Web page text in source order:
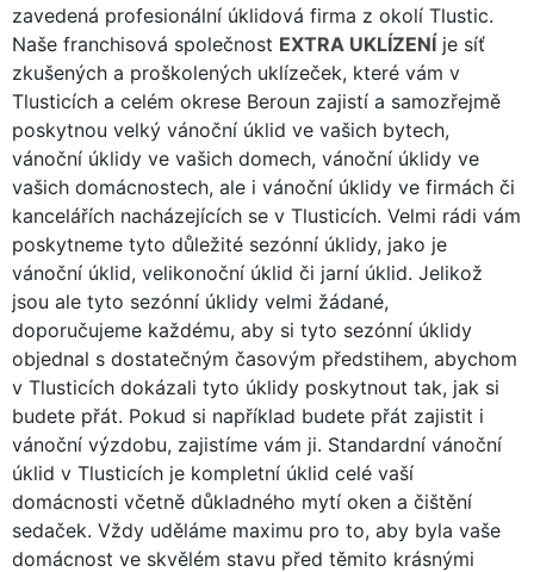
zavedená profesionální úklidová firma z okolí Tlustic.
Naše franchisová společnost EXTRA UKLÍZENÍ je síť
zkušených a proškolených uklízeček, které vám v
Tlusticích a celém okrese Beroun zajistí a samozřejmě
poskytnou velký vánoční úklid ve vašich bytech,
vánoční úklidy ve vašich domech, vánoční úklidy ve
vašich domácnostech, ale i vánoční úklidy ve firmách či
kancelářích nacházejících se v Tlusticích. Velmi rádi vám
poskytneme tyto důležité sezónní úklidy, jako je
vánoční úklid, velikonoční úklid či jarní úklid. Jelikož
jsou ale tyto sezónní úklidy velmi žádané,
doporučujeme každému, aby si tyto sezónní úklidy
objednal s dostatečným časovým předstihem, abychom
v Tlusticích dokázali tyto úklidy poskytnout tak, jak si
budete přát. Pokud si například budete přát zajistit i
vánoční výzdobu, zajistíme vám ji. Standardní vánoční
úklid v Tlusticích je kompletní úklid celé vaší
domácnosti včetně důkladného mytí oken a čištění
sedaček. Vždy uděláme maximu pro to, aby byla vaše
domácnost ve skvělém stavu před těmito krásnými